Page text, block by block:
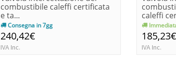
combustibile caleffi certificata
e ta...
Consegna in 7gg
240,42€
IVA Inc.
caleffi
185,23€
IVA Inc.